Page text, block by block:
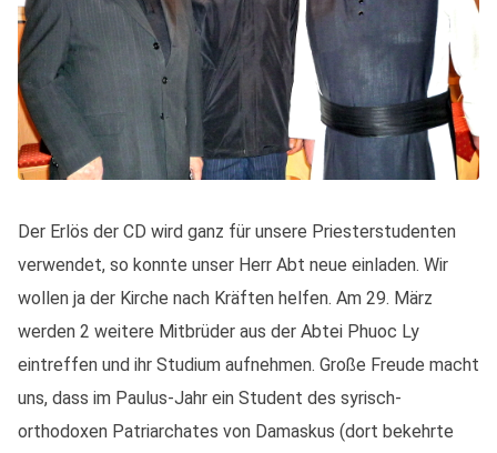
Der Erlös der CD wird ganz für unsere Priesterstudenten
verwendet, so konnte unser Herr Abt neue einladen. Wir
wollen ja der Kirche nach Kräften helfen. Am 29. März
werden 2 weitere Mitbrüder aus der Abtei Phuoc Ly
eintreffen und ihr Studium aufnehmen. Große Freude macht
uns, dass im Paulus-Jahr ein Student des syrisch-
orthodoxen Patriarchates von Damaskus (dort bekehrte